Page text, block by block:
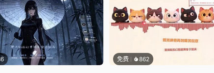
免费 862